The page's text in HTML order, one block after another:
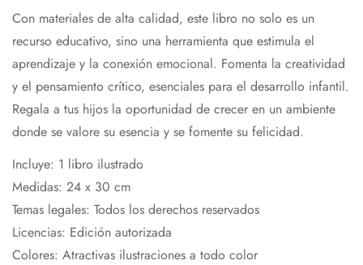
Con materiales de alta calidad, este libro no solo es un
recurso educativo, sino una herramienta que estimula el
aprendizaje y la conexión emocional. Fomenta la creatividad
y el pensamiento crítico, esenciales para el desarrollo infantil.
Regala a tus hijos la oportunidad de crecer en un ambiente
donde se valore su esencia y se fomente su felicidad.
Incluye: 1 libro ilustrado
Medidas: 24 x 30 cm
Temas legales: Todos los derechos reservados
Licencias: Edición autorizada
Colores: Atractivas ilustraciones a todo color